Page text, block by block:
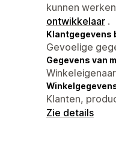
kunnen
ontwikkelaar .
Klantgegevens
Gevoelige
Gegevens van
Winkeleigenaar
Klanten,
Zie details